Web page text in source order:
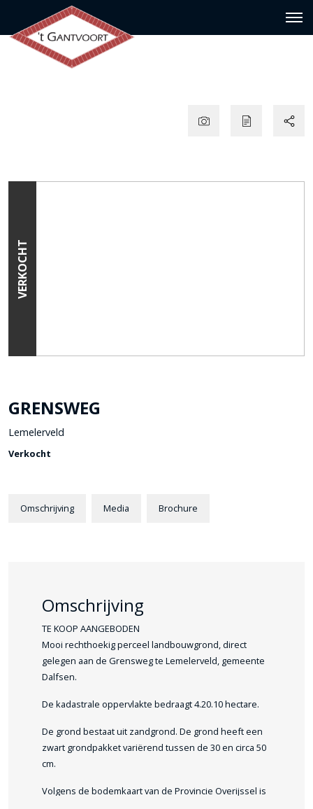
VERKOCHT
GRENSWEG
Lemelerveld
Verkocht
Omschrijving Media Brochure
Omschrijving
TE KOOP AANGEBODEN
Mooi rechthoekig perceel landbouwgrond, direct
gelegen aan de Grensweg te Lemelerveld, gemeente
Dalfsen.
De kadastrale oppervlakte bedraagt 4.20.10 hectare.
De grond bestaat uit zandgrond. De grond heeft een
zwart grondpakket variërend tussen de 30 en circa 50
cm.
Volgens de bodemkaart van de Provincie Overijssel is